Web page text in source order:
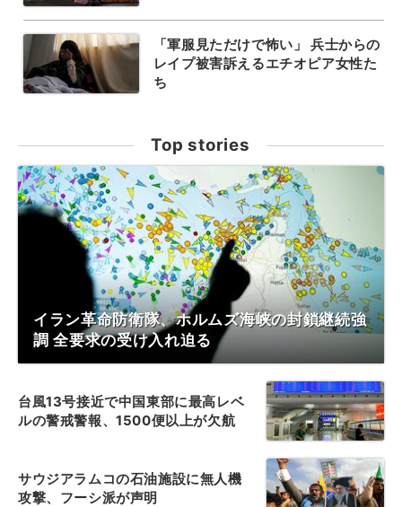
「軍服見ただけで怖い」 兵士からの
レイプ被害訴えるエチオピア女性た
ち
Top stories
イラン革命防衛隊、ホルムズ海峡の封鎖継続強
調 全要求の受け入れ迫る
台風13号接近で中国東部に最高レベ
ルの警戒警報、1500便以上が欠航
サウジアラムコの石油施設に無人機
攻撃、フーシ派が声明